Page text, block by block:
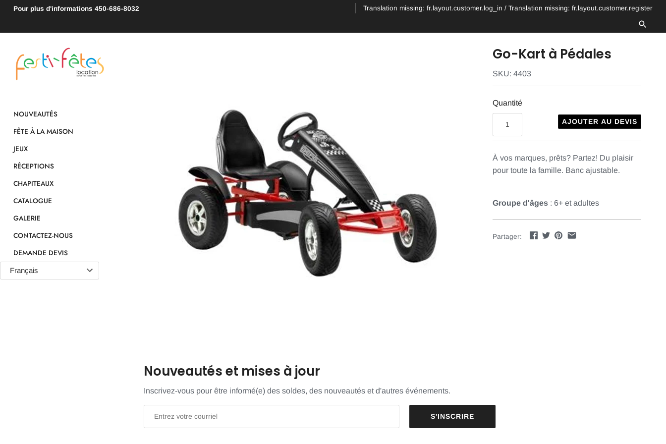
Pour plus d'informations 450-686-8032 Translation missing: fr.layout.customer.log_in / Translation missing: fr.layout.customer.register
NOUVEAUTÉS
FÊTE À LA MAISON
JEUX
RÉCEPTIONS
CHAPITEAUX
CATALOGUE
GALERIE
CONTACTEZ-NOUS
DEMANDE DEVIS
Go-Kart à Pédales
SKU: 4403
Quantité
AJOUTER AU DEVIS
À vos marques, prêts? Partez! Du plaisir
pour toute la famille. Banc ajustable.
Groupe d'âges : 6+ et adultes
Partager:
Nouveautés et mises à jour
Inscrivez-vous pour être informé(e) des soldes, des nouveautés et d'autres événements.
S'INSCRIRE